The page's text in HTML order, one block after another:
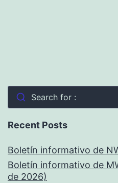
Search for :
Recent Posts
Boletín informativo de
Boletín informativo de
de 2026)